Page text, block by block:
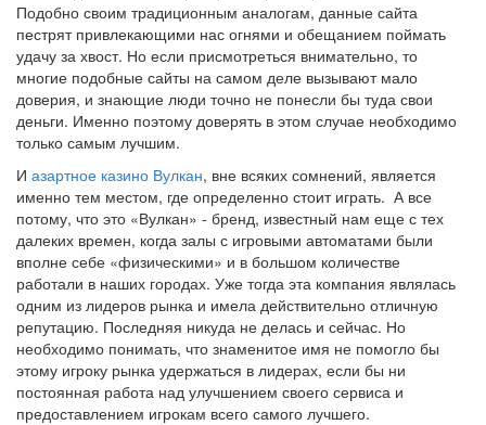
Подобно своим традиционным аналогам, данные сайта
пестрят привлекающими нас огнями и обещанием поймать
удачу за хвост. Но если присмотреться внимательно, то
многие подобные сайты на самом деле вызывают мало
доверия, и знающие люди точно не понесли бы туда свои
деньги. Именно поэтому доверять в этом случае необходимо
только самым лучшим.
И азартное казино Вулкан, вне всяких сомнений, является
именно тем местом, где определенно стоит играть. А все
потому, что это «Вулкан» - бренд, известный нам еще с тех
далеких времен, когда залы с игровыми автоматами были
вполне себе «физическими» и в большом количестве
работали в наших городах. Уже тогда эта компания являлась
одним из лидеров рынка и имела действительно отличную
репутацию. Последняя никуда не делась и сейчас. Но
необходимо понимать, что знаменитое имя не помогло бы
этому игроку рынка удержаться в лидерах, если бы ни
постоянная работа над улучшением своего сервиса и
предоставлением игрокам всего самого лучшего.